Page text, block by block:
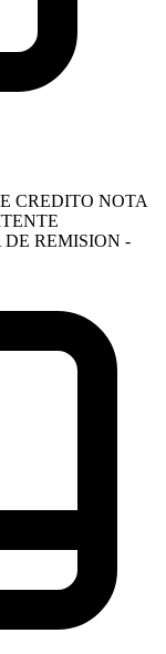
CREDITO NOTA
DE REMISION -